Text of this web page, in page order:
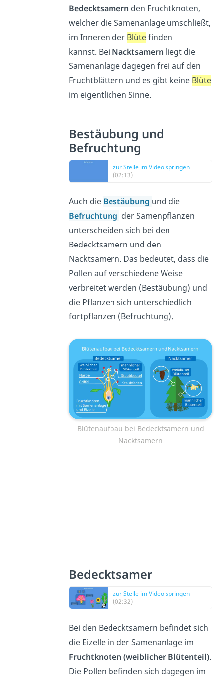
Bedecktsamern den Fruchtknoten,
welcher die Samenanlage umschließt,
im Inneren der Blütefinden
kannst. Bei Nacktsamern liegt die
Samenanlage dagegen frei auf den
Fruchtblättern und es gibt keine Blüte
im eigentlichen Sinne.
Bestäubung und
Befruchtung
zur Stelle im Video springen
(02:13)
Auch die Bestäubung und die
Befruchtung der Samenpflanzen
unterscheiden sich bei den
Bedecktsamern und den
Nacktsamern. Das bedeutet, dass die
Pollen auf verschiedene Weise
verbreitet werden (Bestäubung) und
die Pflanzen sich unterschiedlich
fortpflanzen (Befruchtung).
Blütenaufbau bei Bedecktsamern und
Nacktsamern
Bedecktsamer
zur Stelle im Video springen
(02:32)
Bei den Bedecktsamern befindet sich
die Eizelle in der Samenanlage im
Fruchtknoten (weiblicher Blütenteil).
Die Pollen befinden sich dagegen im